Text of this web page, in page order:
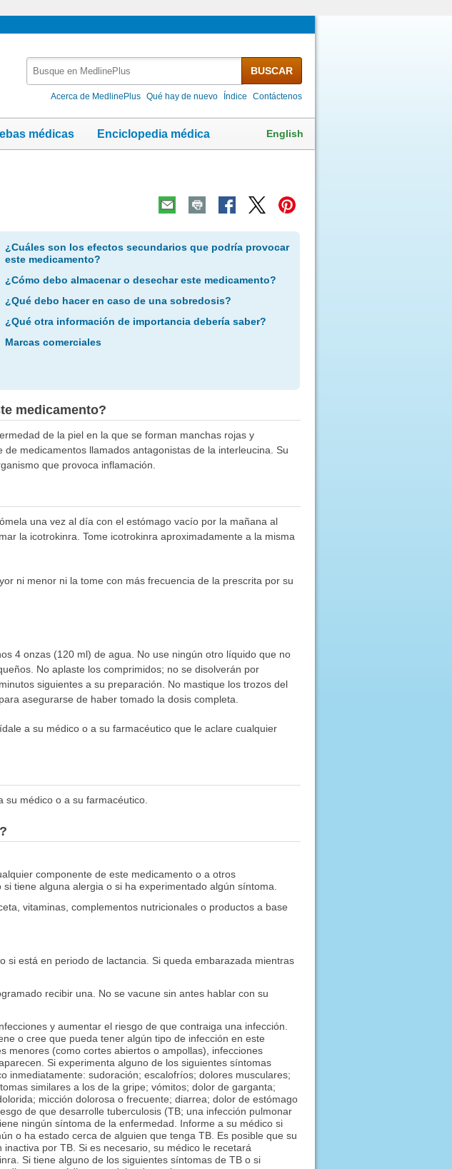
MedlinePlus
BUSCAR
Acerca de MedlinePlus Qué hay de nuevo Índice Contáctenos
médicas Enciclopedia médica English
¿Cuáles son los efectos secundarios que podría provocar
este medicamento?
¿Cómo debo almacenar o desechar este medicamento?
¿Qué debo hacer en caso de una sobredosis?
¿Qué otra información de importancia debería saber?
Marcas comerciales
medicamento?
de la piel en la que se forman manchas rojas y
medicamentos llamados antagonistas de la interleucina. Su
que provoca inflamación.
una vez al día con el estómago vacío por la mañana al
la icotrokinra. Tome icotrokinra aproximadamente a la misma
ni menor ni la tome con más frecuencia de la prescrita por su
4 onzas (120 ml) de agua. No use ningún otro líquido que no
No aplaste los comprimidos; no se disolverán por
siguientes a su preparación. No mastique los trozos del
asegurarse de haber tomado la dosis completa.
a su médico o a su farmacéutico que le aclare cualquier
médico o a su farmacéutico.
componente de este medicamento o a otros
tiene alguna alergia o si ha experimentado algún síntoma.
vitaminas, complementos nutricionales o productos a base
está en periodo de lactancia. Si queda embarazada mientras
recibir una. No se vacune sin antes hablar con su
y aumentar el riesgo de que contraiga una infección.
o cree que pueda tener algún tipo de infección en este
menores (como cortes abiertos o ampollas), infecciones
Si experimenta alguno de los siguientes síntomas
inmediatamente: sudoración; escalofríos; dolores musculares;
similares a los de la gripe; vómitos; dolor de garganta;
micción dolorosa o frecuente; diarrea; dolor de estómago
de que desarrolle tuberculosis (TB; una infección pulmonar
ningún síntoma de la enfermedad. Informe a su médico si
o ha estado cerca de alguien que tenga TB. Es posible que su
por TB. Si es necesario, su médico le recetará
Si tiene alguno de los siguientes síntomas de TB o si